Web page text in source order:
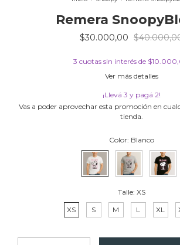
Remera
$30.000,00
3 cuotas sin interés de
Ver más detalles
¡Llevá 3 y pagá 2!
Vas a poder aprovechar esta promoción en
tienda.
Color: Blanco
Talle: XS
XS
S M L XL